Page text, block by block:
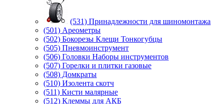
(531) Принадлежности для шиномонтажа
(501) Ареометры
(502) Бокорезы Клещи Тонкогубцы
(505) Пневмоинструмент
(506) Головки Наборы инструментов
(507) Горелки и плитки газовые
(508) Домкраты
(510) Изолента скотч
(511) Кисти малярные
(512) Клеммы для АКБ